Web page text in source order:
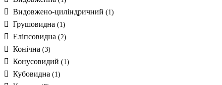
Видовжено-циліндричний (1)
Грушовидна (1)
Еліпсовидна (2)
Конічна (3)
Конусовидий (1)
Кубовидна (1)